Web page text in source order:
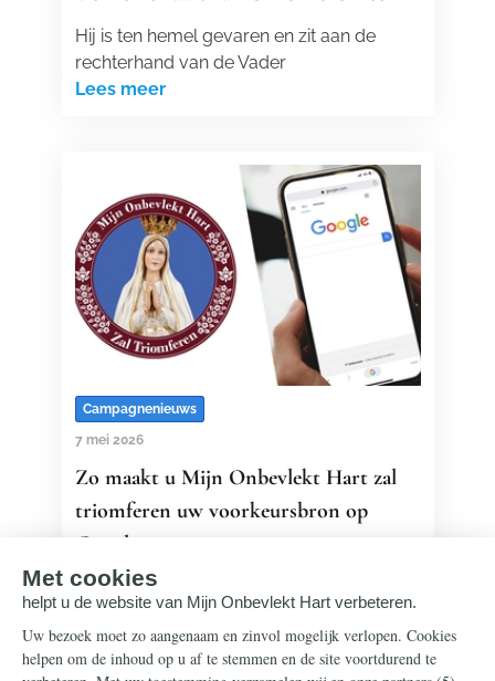
Hij is ten hemel gevaren en zit aan de
rechterhand van de Vader
Lees meer
Campagnenieuws
7 mei 2026
Zo maakt u Mijn Onbevlekt Hart zal
triomferen uw voorkeursbron op
Google
Stelt u de heiligenartikelen van Mijn
Onbevlekt Hart zal triomferen op prijs?
Met deze nieuwe Google-optie blijft u
altijd op de hoogte.